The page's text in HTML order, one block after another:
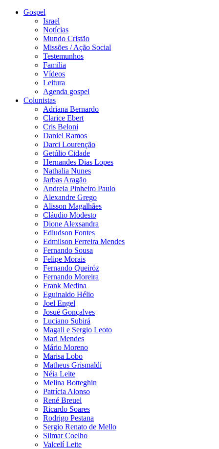
Gospel
Israel
Notícias
Mundo Cristão
Missões / Ação Social
Testemunhos
Família
Vídeos
Leitura
Agenda gospel
Colunistas
Adriana Bernardo
Clarice Ebert
Cris Beloni
Daniel Ramos
Darci Lourenção
Getúlio Cidade
Hernandes Dias Lopes
Nathalia Nunes
Jarbas Aragão
Andreia Pinheiro Paulo
Alexandre Grego
Alisson Magalhães
Cláudio Modesto
Dione Alexsandra
Ediudson Fontes
Edmilson Ferreira Mendes
Fernando Sousa
Felipe Morais
Fernando Queiróz
Fernando Moreira
Frank Medina
Eguinaldo Hélio
Joel Engel
Josué Gonçalves
Luciano Subirá
Magali e Sergio Leoto
Mari Mendes
Mário Moreno
Marisa Lobo
Matheus Grismaldi
Néia Leite
Melina Botteghin
Patrícia Alonso
René Breuel
Ricardo Soares
Rodrigo Pestana
Sergio Renato de Mello
Silmar Coelho
Valcelí Leite